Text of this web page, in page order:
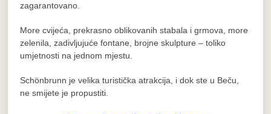
zagarantovano.
More cvijeća, prekrasno oblikovanih stabala i grmova, more
zelenila, zadivljujuće fontane, brojne skulpture – toliko
umjetnosti na jednom mjestu.
Schönbrunn je velika turistička atrakcija, i dok ste u Beču,
ne smijete je propustiti.